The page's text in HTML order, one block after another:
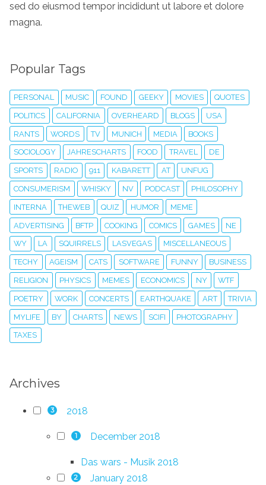
sed do eiusmod tempor incididunt ut labore et dolore
magna.
Popular Tags
PERSONAL MUSIC FOUND GEEKY MOVIES QUOTES
POLITICS CALIFORNIA OVERHEARD BLOGS USA
RANTS WORDS TV MUNICH MEDIA BOOKS
SOCIOLOGY JAHRESCHARTS FOOD TRAVEL DE
SPORTS RADIO 911 KABARETT AT UNFUG
CONSUMERISM WHISKY NV PODCAST PHILOSOPHY
INTERNA THEWEB QUIZ HUMOR MEME
ADVERTISING BFTP COOKING COMICS GAMES NE
WY LA SQUIRRELS LASVEGAS MISCELLANEOUS
TECHY AGEISM CATS SOFTWARE FUNNY BUSINESS
RELIGION PHYSICS MEMES ECONOMICS NY WTF
POETRY WORK CONCERTS EARTHQUAKE ART TRIVIA
MYLIFE BY CHARTS NEWS SCIFI PHOTOGRAPHY
TAXES
Archives
3 2018
1 December 2018
Das wars - Musik 2018
2 January 2018